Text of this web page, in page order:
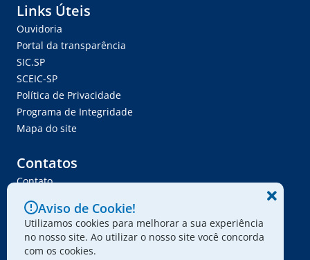
Links Úteis
Ouvidoria
Portal da transparência
SIC.SP
SCEIC-SP
Política de Privacidade
Programa de Integridade
Mapa do site
Contatos
Contato
Ser Fornecedor
Envie seu projeto
Aviso de Cookie!
Utilizamos cookies para melhorar a sua experiência
no nosso site. Ao utilizar o nosso site você concorda
com os cookies.